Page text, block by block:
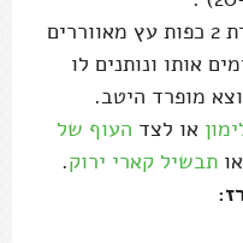
מרימים את המכסה ובעזרת 2 כפות עץ מאווררים
אותו ונותנים לו
מופרד היטב.
או לצד העוף של
או תבשיל קארי ירוק.